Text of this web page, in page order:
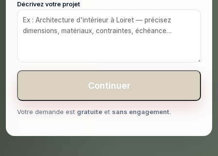
Décrivez votre projet
Continuer
Votre demande est gratuite et sans engagement.